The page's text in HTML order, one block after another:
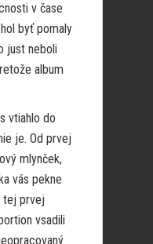
v čase
byť pomaly
just neboli
album
vtiahlo do
je. Od prvej
mlynček,
vás pekne
tej prvej
vsadili